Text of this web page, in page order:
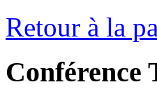
Retour à la